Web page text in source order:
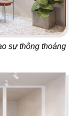
sự thông thoáng
Quốc